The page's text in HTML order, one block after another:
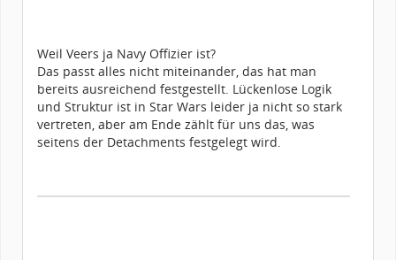
Weil Veers ja Navy Offizier ist?
Das passt alles nicht miteinander, das hat man
bereits ausreichend festgestellt. Lückenlose Logik
und Struktur ist in Star Wars leider ja nicht so stark
vertreten, aber am Ende zählt für uns das, was
seitens der Detachments festgelegt wird.